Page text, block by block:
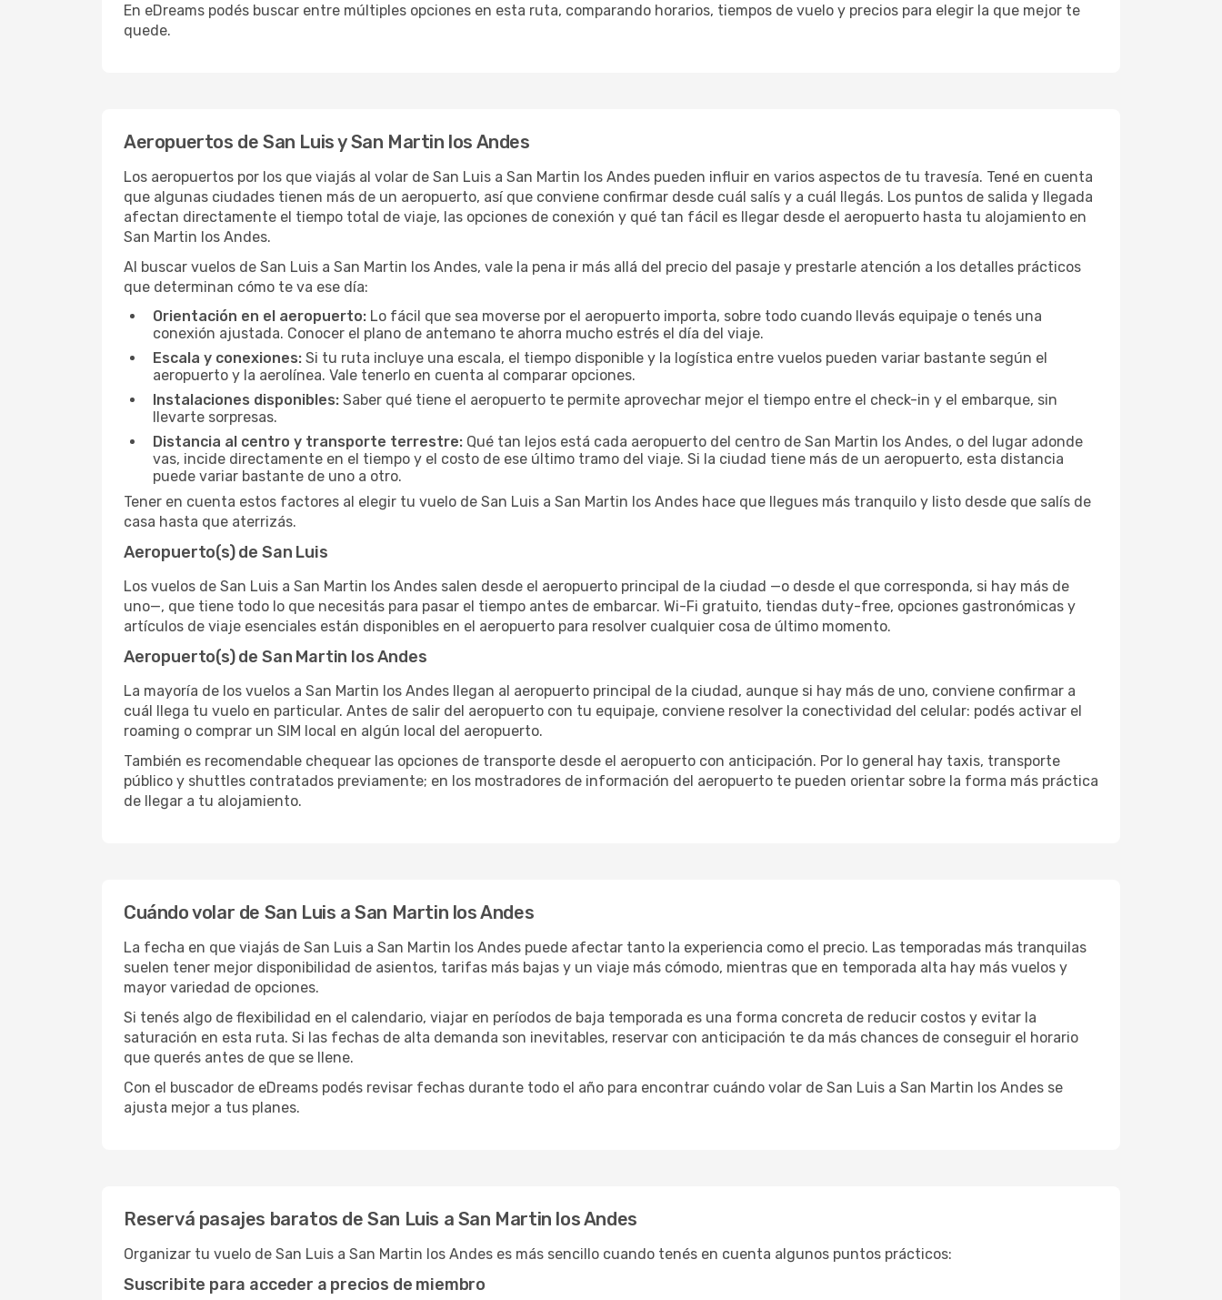
En eDreams podés buscar entre múltiples opciones en esta ruta, comparando horarios, tiempos de vuelo y precios para elegir la que mejor te
quede.
Aeropuertos de San Luis y San Martin los Andes
Los aeropuertos por los que viajás al volar de San Luis a San Martin los Andes pueden influir en varios aspectos de tu travesía. Tené en cuenta
que algunas ciudades tienen más de un aeropuerto, así que conviene confirmar desde cuál salís y a cuál llegás. Los puntos de salida y llegada
afectan directamente el tiempo total de viaje, las opciones de conexión y qué tan fácil es llegar desde el aeropuerto hasta tu alojamiento en
San Martin los Andes.
Al buscar vuelos de San Luis a San Martin los Andes, vale la pena ir más allá del precio del pasaje y prestarle atención a los detalles prácticos
que determinan cómo te va ese día:
Orientación en el aeropuerto: Lo fácil que sea moverse por el aeropuerto importa, sobre todo cuando llevás equipaje o tenés una
conexión ajustada. Conocer el plano de antemano te ahorra mucho estrés el día del viaje.
Escala y conexiones: Si tu ruta incluye una escala, el tiempo disponible y la logística entre vuelos pueden variar bastante según el
aeropuerto y la aerolínea. Vale tenerlo en cuenta al comparar opciones.
Instalaciones disponibles: Saber qué tiene el aeropuerto te permite aprovechar mejor el tiempo entre el check-in y el embarque, sin
llevarte sorpresas.
Distancia al centro y transporte terrestre: Qué tan lejos está cada aeropuerto del centro de San Martin los Andes, o del lugar adonde
vas, incide directamente en el tiempo y el costo de ese último tramo del viaje. Si la ciudad tiene más de un aeropuerto, esta distancia
puede variar bastante de uno a otro.
Tener en cuenta estos factores al elegir tu vuelo de San Luis a San Martin los Andes hace que llegues más tranquilo y listo desde que salís de
casa hasta que aterrizás.
Aeropuerto(s) de San Luis
Los vuelos de San Luis a San Martin los Andes salen desde el aeropuerto principal de la ciudad —o desde el que corresponda, si hay más de
uno—, que tiene todo lo que necesitás para pasar el tiempo antes de embarcar. Wi-Fi gratuito, tiendas duty-free, opciones gastronómicas y
artículos de viaje esenciales están disponibles en el aeropuerto para resolver cualquier cosa de último momento.
Aeropuerto(s) de San Martin los Andes
La mayoría de los vuelos a San Martin los Andes llegan al aeropuerto principal de la ciudad, aunque si hay más de uno, conviene confirmar a
cuál llega tu vuelo en particular. Antes de salir del aeropuerto con tu equipaje, conviene resolver la conectividad del celular: podés activar el
roaming o comprar un SIM local en algún local del aeropuerto.
También es recomendable chequear las opciones de transporte desde el aeropuerto con anticipación. Por lo general hay taxis, transporte
público y shuttles contratados previamente; en los mostradores de información del aeropuerto te pueden orientar sobre la forma más práctica
de llegar a tu alojamiento.
Cuándo volar de San Luis a San Martin los Andes
La fecha en que viajás de San Luis a San Martin los Andes puede afectar tanto la experiencia como el precio. Las temporadas más tranquilas
suelen tener mejor disponibilidad de asientos, tarifas más bajas y un viaje más cómodo, mientras que en temporada alta hay más vuelos y
mayor variedad de opciones.
Si tenés algo de flexibilidad en el calendario, viajar en períodos de baja temporada es una forma concreta de reducir costos y evitar la
saturación en esta ruta. Si las fechas de alta demanda son inevitables, reservar con anticipación te da más chances de conseguir el horario
que querés antes de que se llene.
Con el buscador de eDreams podés revisar fechas durante todo el año para encontrar cuándo volar de San Luis a San Martin los Andes se
ajusta mejor a tus planes.
Reservá pasajes baratos de San Luis a San Martin los Andes
Organizar tu vuelo de San Luis a San Martin los Andes es más sencillo cuando tenés en cuenta algunos puntos prácticos:
Suscribite para acceder a precios de miembro